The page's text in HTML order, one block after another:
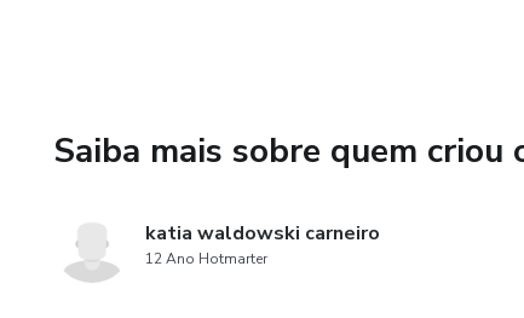
Saiba mais sobre quem criou
katia waldowski carneiro
12 Ano Hotmarter